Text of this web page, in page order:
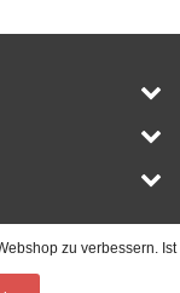
zu verbessern. Ist